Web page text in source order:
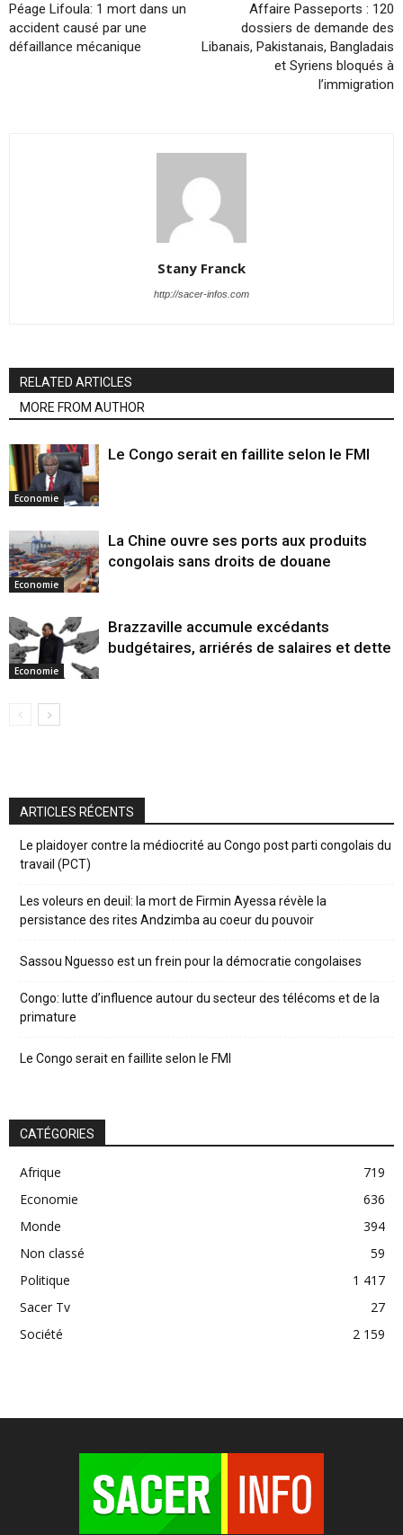
Péage Lifoula: 1 mort dans un
accident causé par une
défaillance mécanique
Affaire Passeports : 120
dossiers de demande des
Libanais, Pakistanais, Bangladais
et Syriens bloqués à
l’immigration
Stany Franck
http://sacer-infos.com
RELATED ARTICLES
MORE FROM AUTHOR
Economie
Le Congo serait en faillite selon le FMI
Economie
La Chine ouvre ses ports aux produits
congolais sans droits de douane
Economie
Brazzaville accumule excédants
budgétaires, arriérés de salaires et dette
ARTICLES RÉCENTS
Le plaidoyer contre la médiocrité au Congo post parti congolais du
travail (PCT)
Les voleurs en deuil: la mort de Firmin Ayessa révèle la
persistance des rites Andzimba au coeur du pouvoir
Sassou Nguesso est un frein pour la démocratie congolaises
Congo: lutte d’influence autour du secteur des télécoms et de la
primature
Le Congo serait en faillite selon le FMI
CATÉGORIES
Afrique
719
Economie
636
Monde
394
Non classé
59
Politique
1 417
Sacer Tv
27
Société
2 159